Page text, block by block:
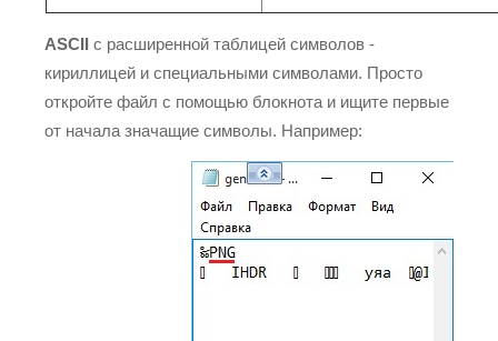
ASCII с расширенной таблицей символов -
кириллицей и специальными символами. Просто
откройте файл с помощью блокнота и ищите первые
от начала значащие символы. Например: